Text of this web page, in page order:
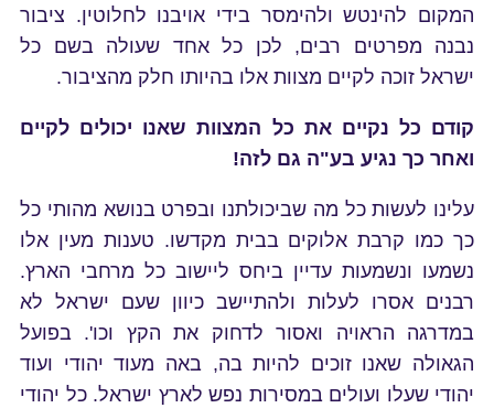
המקום להינטש ולהימסר בידי אויבנו לחלוטין. ציבור
נבנה מפרטים רבים, לכן כל אחד שעולה בשם כל
ישראל זוכה לקיים מצוות אלו בהיותו חלק מהציבור.
קודם כל נקיים את כל המצוות שאנו יכולים לקיים
ואחר כך נגיע בע"ה גם לזה!
עלינו לעשות כל מה שביכולתנו ובפרט בנושא מהותי כל
כך כמו קרבת אלוקים בבית מקדשו. טענות מעין אלו
נשמעו ונשמעות עדיין ביחס ליישוב כל מרחבי הארץ.
רבנים אסרו לעלות ולהתיישב כיוון שעם ישראל לא
במדרגה הראויה ואסור לדחוק את הקץ וכו'. בפועל
הגאולה שאנו זוכים להיות בה, באה מעוד יהודי ועוד
יהודי שעלו ועולים במסירות נפש לארץ ישראל. כל יהודי